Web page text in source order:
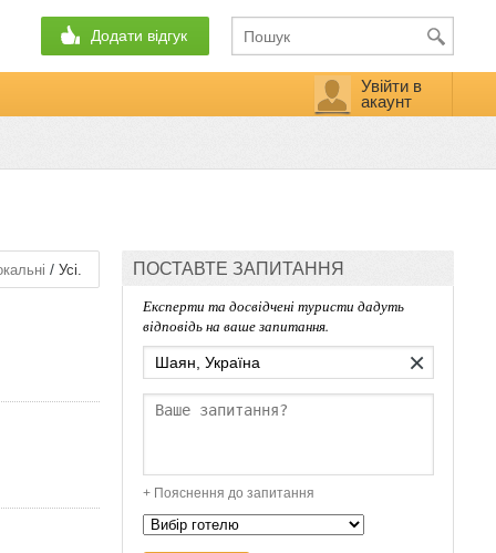
Додати відгук
Увійти в
акаунт
ПОСТАВТЕ ЗАПИТАННЯ
Експерти та досвідчені туристи дадуть
відповідь на ваше запитання.
×
+ Пояснення до запитання
/ Усі.